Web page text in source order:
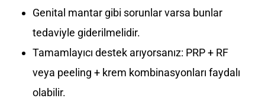
Genital mantar gibi sorunlar varsa bunlar
tedaviyle giderilmelidir.
Tamamlayıcı destek arıyorsanız: PRP + RF
veya peeling + krem kombinasyonları faydalı
olabilir.